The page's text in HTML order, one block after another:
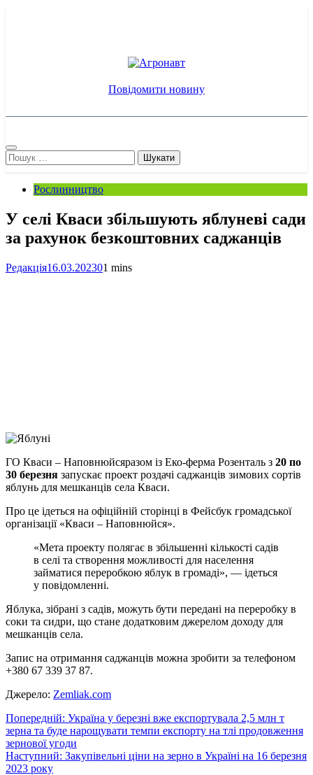
Агронавт
Новини українського агробізнесу
Повідомити новину
Пошук:
Рослинництво
У селі Кваси збільшують яблуневі сади
за рахунок безкоштовних саджанців
Редакція16.03.202301 mins
Link
Print
ГО Кваси – Наповнюйсяразом із Еко-ферма Розенталь з 20 по
30 березня запускає проект роздачі саджанців зимових сортів
яблунь для мешканців села Кваси.
Про це ідеться на офіційній сторінці в Фейсбук громадської
організації «Кваси – Наповнюйся».
«Мета проекту полягає в збільшенні кількості садів
в селі та створення можливості для населення
займатися переробкою яблук в громаді», — ідеться
у повідомленні.
Яблука, зібрані з садів, можуть бути передані на переробку в
соки та сидри, що стане додатковим джерелом доходу для
мешканців села.
Запис на отримання саджанців можна зробити за телефоном
+380 67 339 37 87.
Джерело: Zemliak.com
Навігація
записів
Попередній: Україна у березні вже експортувала 2,5 млн т
зерна та буде нарощувати темпи експорту на тлі продовження
зернової угоди
Наступний: Закупівельні ціни на зерно в Україні на 16 березня
2023 року